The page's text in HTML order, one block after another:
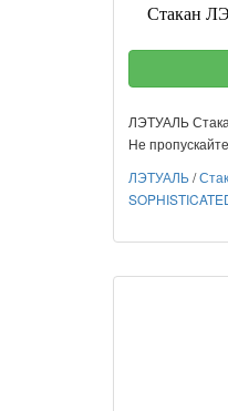
Стакан
ЛЭТУАЛЬ
Не
ЛЭТУАЛЬ/